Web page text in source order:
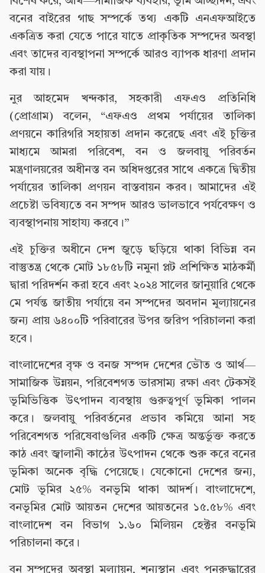
বনের বাইরের গাছ সম্পর্কে তথ্য একটি এনএফআইতে
একত্রিত করা যেতে পারে যাতে প্রাকৃতিক সম্পদের অবস্থা
এবং তাদের ব্যবস্থাপনা সম্পর্কে আরও ব্যাপক ধারণা প্রদান
করা যায়।
নুর আহমেদ খন্দকার, সহকারী এফএও প্রতিনিধি
(প্রোগ্রাম) বলেন, “এফএও প্রথম পর্যায়ের তালিকা
প্রণয়নে কারিগরি সহায়তা প্রদান করেছে এবং এই চুক্তির
মাধ্যমে আমরা পরিবেশ, বন ও জলবায়ু পরিবর্তন
মন্ত্রণালয়রের অধীনস্ত বন অধিদপ্তরের সাথে একত্রে দ্বিতীয়
পর্যায়ের তালিকা প্রণয়ন বাস্তবায়ন করব। আমাদের এই
প্রচেষ্টা ভবিষ্যতে বন সম্পদ আরও ভালভাবে পর্যবেক্ষণ ও
ব্যবস্থাপনায় সাহায্য করবে।”
এই চুক্তির অধীনে দেশ জুড়ে ছড়িয়ে থাকা বিভিন্ন বন
বাস্তুতন্ত্র থেকে মোট ১৮৫৮টি নমুনা প্লট প্রশিক্ষিত মাঠকর্মী
দ্বারা পরিদর্শন করা হবে এবং ২০২৪ সালের জানুয়ারি থেকে
মে পর্যন্ত জাতীয় পর্যায়ে বন সম্পদের অবদান মূল্যায়নের
জন্য প্রায় ৬৪০০টি পরিবারের উপর জরিপ পরিচালনা করা
হবে।
বাংলাদেশের বৃক্ষ ও বনজ সম্পদ দেশের ভৌত ও আর্থ—
সামাজিক উন্নয়ন, পরিবেশগত ভারসাম্য রক্ষা এবং টেকসই
ভূমিভিত্তিক উৎপাদন ব্যবস্থায় গুরুত্বপূর্ণ ভূমিকা পালন
করে। জলবায়ু পরিবর্তনের প্রভাব কমিয়ে আনা সহ
পরিবেশগত পরিষেবাগুলির একটি ক্ষেত্র অন্তর্ভুক্ত করতে
কাঠ এবং জ্বালানী কাঠের উৎপাদন থেকে শুরু করে বনের
ভূমিকা অনেক বৃদ্ধি পেয়েছে। যেকোনো দেশের জন্য,
মোট ভূমির ২৫% বনভূমি থাকা আদর্শ। বাংলাদেশে,
বনভূমির মোট আয়তন দেশের আয়তনের ১৫.৫৮% এবং
বাংলাদেশ বন বিভাগ ১.৬০ মিলিয়ন হেক্টর বনভূমি
পরিচালনা করে।
বন সম্পদের অবস্থা মূল্যায়ন, শূন্যস্থান এবং পুনরুদ্ধারের